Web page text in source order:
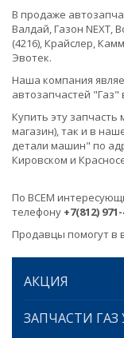
В продаже
Валдай, Газон NEXT,
(4216), Крайслер,
Эвотек.
Наша компания
автозапчастей "Газ"
Купить эту
магазин), так и в
детали машин" по
Кировском и
По ВСЕМ
телефону +7(812)
Продавцы помогут в
АКЦИЯ
ЗАПЧАСТИ ГАЗ